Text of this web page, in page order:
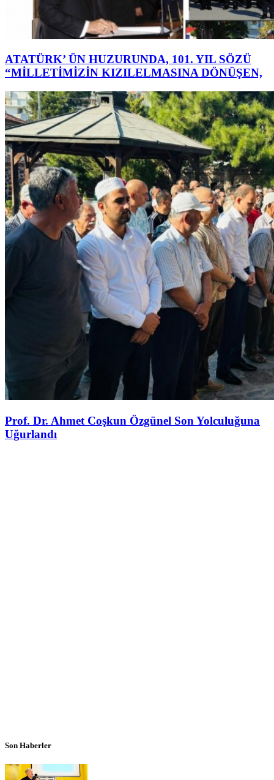
ATATÜRK’ ÜN HUZURUNDA, 101. YIL SÖZÜ
“MİLLETİMİZİN KIZILELMASINA DÖNÜŞEN,
Prof. Dr. Ahmet Coşkun Özgünel Son Yolculuğuna
Uğurlandı
Son Haberler